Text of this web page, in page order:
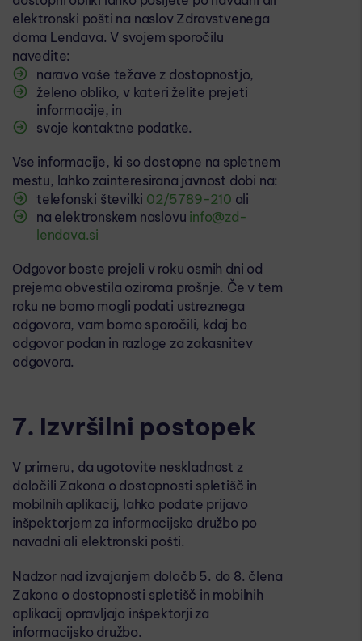
elektronski pošti na naslov Zdravstvenega
doma Lendava. V svojem sporočilu
navedite:
naravo vaše težave z dostopnostjo,
želeno obliko, v kateri želite prejeti
informacije, in
svoje kontaktne podatke.
Vse informacije, ki so dostopne na spletnem
mestu, lahko zainteresirana javnost dobi na:
telefonski številki 02/5789-210 ali
na elektronskem naslovu info@zd-
lendava.si
Odgovor boste prejeli v roku osmih dni od
prejema obvestila oziroma prošnje. Če v tem
roku ne bomo mogli podati ustreznega
odgovora, vam bomo sporočili, kdaj bo
odgovor podan in razloge za zakasnitev
odgovora.
7. Izvršilni postopek
V primeru, da ugotovite neskladnost z
določili Zakona o dostopnosti spletišč in
mobilnih aplikacij, lahko podate prijavo
inšpektorjem za informacijsko družbo po
navadni ali elektronski pošti.
Nadzor nad izvajanjem določb 5. do 8. člena
Zakona o dostopnosti spletišč in mobilnih
aplikacij opravljajo inšpektorji za
informacijsko družbo.